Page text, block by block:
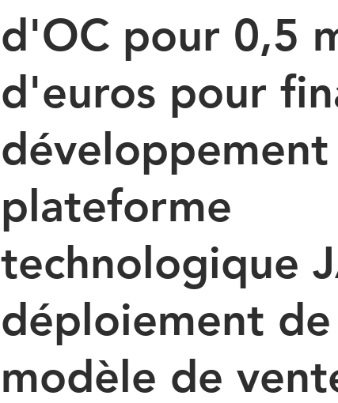
d'OC pour 0,5
d'euros pour
plateforme
technologique
déploiement de
modèle de